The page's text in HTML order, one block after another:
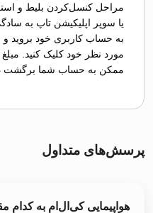
مراحل کنسل‌کردن بلیط و
یا سوپر اپلیکیشن تاپ به
به حساب کاربری خود بروید و
مورد نظر خود کلیک کنید. مبلغ
ممکن به حساب شما برگشت
پرسش‌های متداول
هواپیمایی کی‌ال‌ام به کدام